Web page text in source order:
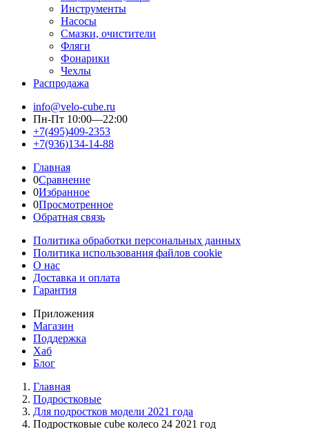
Инструменты
Насосы
Смазки, очистители
Фляги
Фонарики
Чехлы
Распродажа
info@velo-cube.ru
Пн-Пт 10:00—22:00
+7(495)409-2353
+7(936)134-14-88
Главная
0Сравнение
0Избранное
0Просмотренное
Обратная связь
Политика обработки персональных данных
Политика использования файлов cookie
О нас
Доставка и оплата
Гарантия
Приложения
Магазин
Поддержка
Хаб
Блог
Главная
Подростковые
Для подростков модели 2021 года
Подростковые cube колесо 24 2021 год